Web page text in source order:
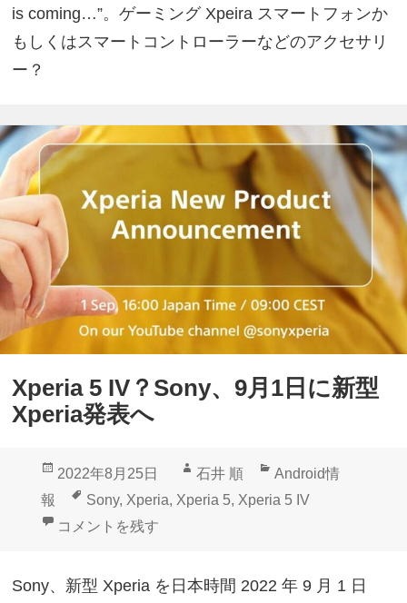
is coming…​​”。ゲーミング Xpeira スマートフォンか
もしくはスマートコントローラーなどのアクセサリ
ー？
Xperia 5 IV？Sony、9月1日に新型
Xperia発表へ
投
日:
2022年8月25日
作
成
石井 順
カ
テ
ー
Android情
報
タ
グ
Sony, Xperia, Xperia 5, Xperia 5 IV
Xperia 5 IV？Sony、9月1日に新型Xperia発表へ に
コメントを残す
Sony、新型 Xperia を日本時間 2022 年 9 月 1 日